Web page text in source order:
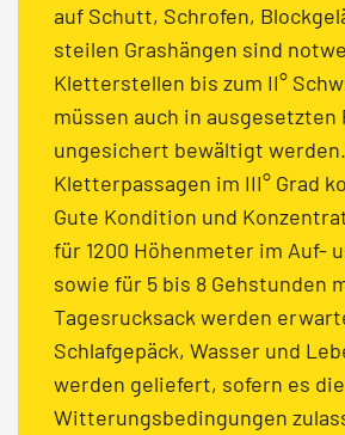
auf Schutt, Schrofen,
steilen Grashängen sind
Kletterstellen bis zum II°
müssen auch in ausgesetzten
ungesichert bewältigt
Kletterpassagen im III° Grad
Gute Kondition und
für 1200 Höhenmeter im Auf-
sowie für 5 bis 8 Gehstunden
Tagesrucksack werden
Schlafgepäck, Wasser und
werden geliefert, sofern es die
Witterungsbedingungen